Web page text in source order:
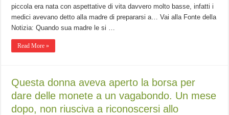
piccola era nata con aspettative di vita davvero molto basse, infatti i
medici avevano detto alla madre di prepararsi a… Vai alla Fonte della
Notizia: Quando sua madre le si …
Read More »
Questa donna aveva aperto la borsa per
dare delle monete a un vagabondo. Un mese
dopo, non riusciva a riconoscersi allo